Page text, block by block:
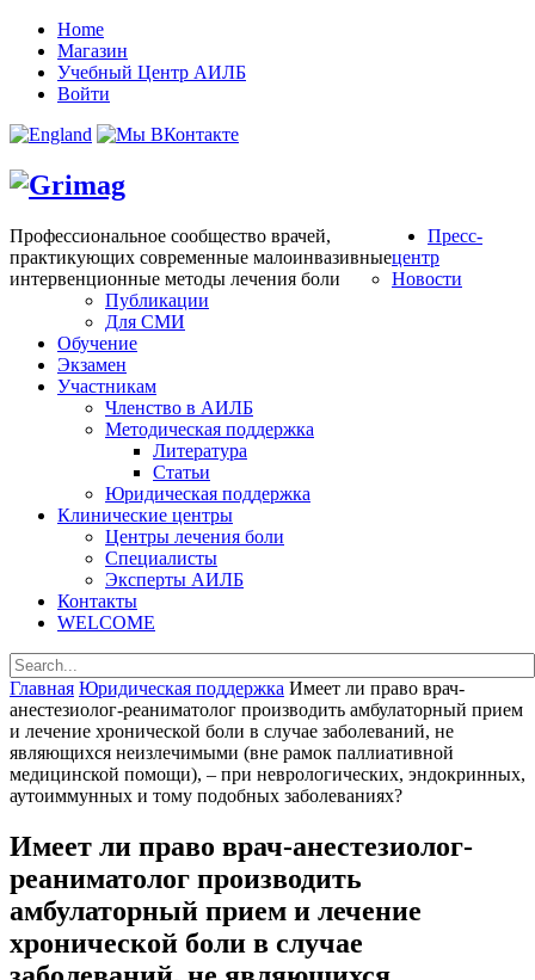
Home
Магазин
Учебный Центр АИЛБ
Войти
Профессиональное сообщество врачей,
практикующих современные малоинвазивные
интервенционные методы лечения боли
Пресс-
центр
Новости
Публикации
Для СМИ
Обучение
Экзамен
Участникам
Членство в АИЛБ
Методическая поддержка
Литература
Статьи
Юридическая поддержка
Клинические центры
Центры лечения боли
Специалисты
Эксперты АИЛБ
Контакты
WELCOME
Главная Юридическая поддержка Имеет ли право врач-
анестезиолог-реаниматолог производить амбулаторный прием
и лечение хронической боли в случае заболеваний, не
являющихся неизлечимыми (вне рамок паллиативной
медицинской помощи), – при неврологических, эндокринных,
аутоиммунных и тому подобных заболеваниях?
Имеет ли право врач-анестезиолог-
реаниматолог производить
амбулаторный прием и лечение
хронической боли в случае